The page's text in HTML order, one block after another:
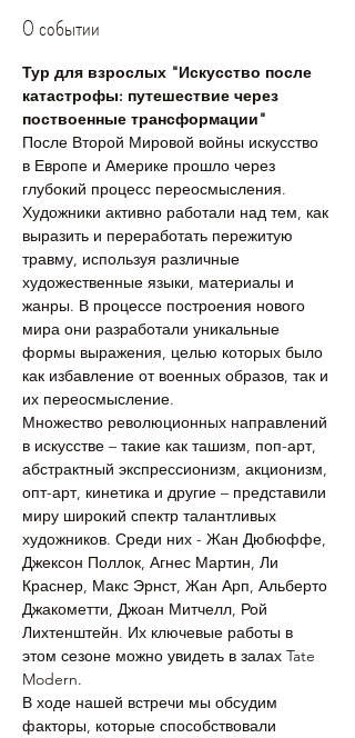
О событии
Тур для взрослых "Искусство после
катастрофы: путешествие через
поствоенные трансформации"
После Второй Мировой войны искусство
в Европе и Америке прошло через
глубокий процесс переосмысления.
Художники активно работали над тем, как
выразить и переработать пережитую
травму, используя различные
художественные языки, материалы и
жанры. В процессе построения нового
мира они разработали уникальные
формы выражения, целью которых было
как избавление от военных образов, так и
их переосмысление.
Множество революционных направлений
в искусстве – такие как ташизм, поп-арт,
абстрактный экспрессионизм, акционизм,
опт-арт, кинетика и другие – представили
миру широкий спектр талантливых
художников. Среди них - Жан Дюбюффе,
Джексон Поллок, Агнес Мартин, Ли
Краснер, Макс Эрнст, Жан Арп, Альберто
Джакометти, Джоан Митчелл, Рой
Лихтенштейн. Их ключевые работы в
этом сезоне можно увидеть в залах Tate
Modern.
В ходе нашей встречи мы обсудим
факторы, которые способствовали